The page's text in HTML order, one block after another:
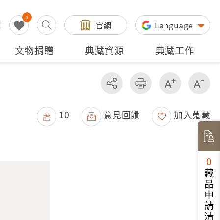
0
官網 Language
文物捐贈 典藏資源 典藏工作
分享 友善列印 增加字級
10 意見回饋 加入蒐藏
0
藏品申請清單